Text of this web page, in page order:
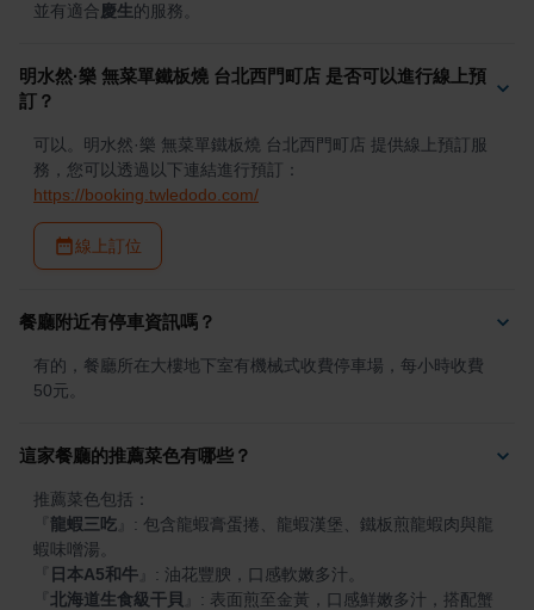
並有適合 慶生的服務。
明水然·樂 無菜單鐵板燒 台北西門町店 是否可以進行線上預
訂？
可以。明水然·樂 無菜單鐵板燒 台北西門町店 提供線上預訂服
務，您可以透過以下連結進行預訂：
https://booking.twledodo.com/
線上訂位
餐廳附近有停車資訊嗎？
有的，餐廳所在大樓地下室有機械式收費停車場，每小時收費
50元。
這家餐廳的推薦菜色有哪些？
龍蝦三吃
: 包含龍蝦膏蛋捲、龍蝦漢堡、鐵板煎龍蝦肉與龍
日本A5和牛
北海道生食級干貝
: 表面煎至金黃，口感鮮嫩多汁，搭配蟹